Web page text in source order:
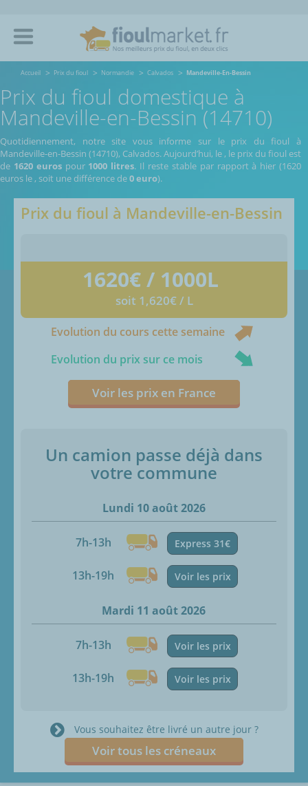
Accueil Prix du fioul Normandie Calvados Mandeville-En-Bessin
Prix du fioul domestique à
Mandeville-en-Bessin (14710)
Quotidiennement, notre site vous informe sur le prix du fioul à
Mandeville-en-Bessin (14710), Calvados.Aujourd’hui, le , le prix du fioul est
de 1620 eurospour 1000 litres. Il reste stable par rapport à hier (1620
euros le , soit une différence de0 euro).
Prix du fioul à Mandeville-en-Bessin
1620€ / 1000L
soit 1,620€ / L
Evolution du cours cette semaine
Evolution du prix sur ce mois
Voir les prix en France
Un camion passe déjà dans
votre commune
Lundi 10 août 2026
7h-13h Express 31€
13h-19h Voir les prix
Mardi 11 août 2026
7h-13h Voir les prix
13h-19h Voir les prix
Vous souhaitez être livré un autre jour ?
Voir tous les créneaux